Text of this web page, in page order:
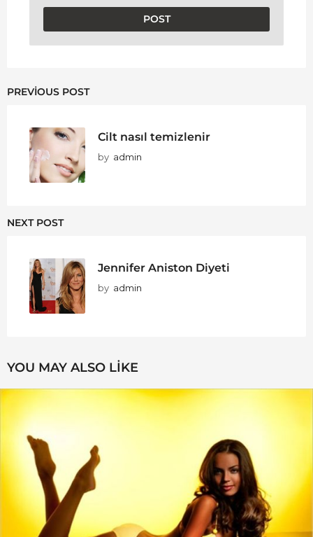
PREVIOUS POST
Cilt nasıl temizlenir
by admin
NEXT POST
Jennifer Aniston Diyeti
by admin
YOU MAY ALSO LIKE